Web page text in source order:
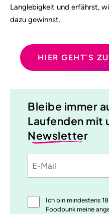
Langlebigkeit und erfährst,
dazu gewinnst.
HIER GEHT´S
Bleibe immer
Laufenden mit
Newsletter
E-
Mail
*
Ich bin mindestens
Foodpunk meine